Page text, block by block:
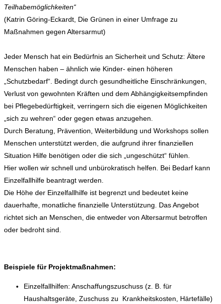
Teilhabemöglichkeiten“
(Katrin Göring-Eckardt, Die Grünen in einer Umfrage zu
Maßnahmen gegen Altersarmut)
Jeder Mensch hat ein Bedürfnis an Sicherheit und Schutz: Ältere
Menschen haben – ähnlich wie Kinder- einen höheren
„Schutzbedarf“. Bedingt durch gesundheitliche Einschränkungen,
Verlust von gewohnten Kräften und dem Abhängigkeitsempfinden
bei Pflegebedürftigkeit, verringern sich die eigenen Möglichkeiten
„sich zu wehren“ oder gegen etwas anzugehen.
Durch Beratung, Prävention, Weiterbildung und Workshops sollen
Menschen unterstützt werden, die aufgrund ihrer finanziellen
Situation Hilfe benötigen oder die sich „ungeschützt“ fühlen.
Hier wollen wir schnell und unbürokratisch helfen. Bei Bedarf kann
Einzelfallhilfe beantragt werden.
Die Höhe der Einzelfallhilfe ist begrenzt und bedeutet keine
dauerhafte, monatliche finanzielle Unterstützung. Das Angebot
richtet sich an Menschen, die entweder von Altersarmut betroffen
oder bedroht sind.
Beispiele für Projektmaßnahmen:
Einzelfallhilfen: Anschaffungszuschuss (z. B. für
Haushaltsgeräte, Zuschuss zu Krankheitskosten, Härtefälle)